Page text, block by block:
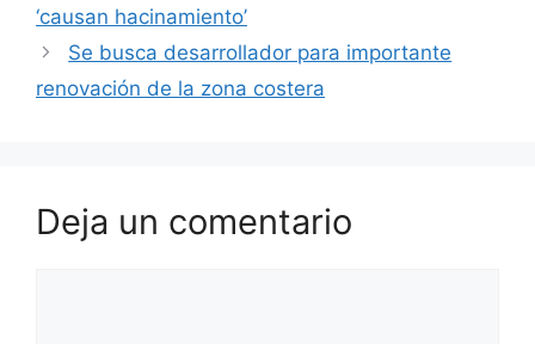
‘causan hacinamiento’
Se busca desarrollador para importante
renovación de la zona costera
Deja un comentario